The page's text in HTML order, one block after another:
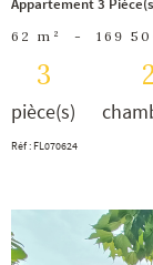
Appartement 3
62 m² - 169
3
pièce(s)
Réf : FL070624